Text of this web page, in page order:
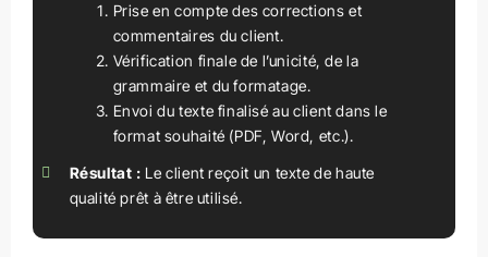
Prise en compte des corrections et
commentaires du client.
Vérification finale de l’unicité, de la
grammaire et du formatage.
Envoi du texte finalisé au client dans le
format souhaité (PDF, Word, etc.).
Résultat : Le client reçoit un texte de haute
qualité prêt à être utilisé.